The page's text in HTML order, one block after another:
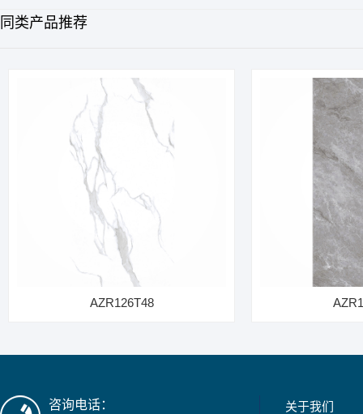
同类产品推荐
AZR126T48
咨询电话： 关于我们